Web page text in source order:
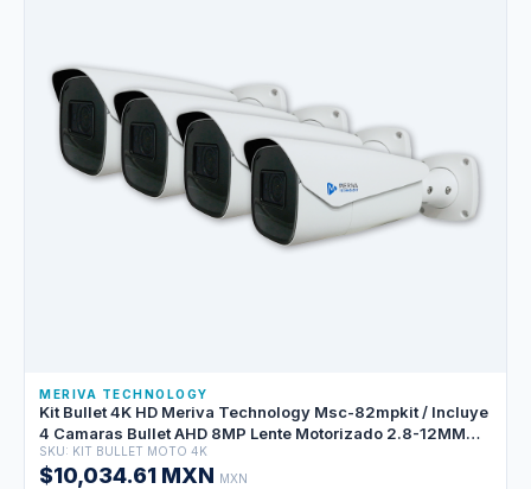
MERIVA TECHNOLOGY
Kit Bullet 4K HD Meriva Technology Msc-82mpkit / Incluye
4 Camaras Bullet AHD 8MP Lente Motorizado 2.8-12MM
Msc-8214z
SKU: KIT BULLET MOTO 4K
$10,034.61 MXN MXN